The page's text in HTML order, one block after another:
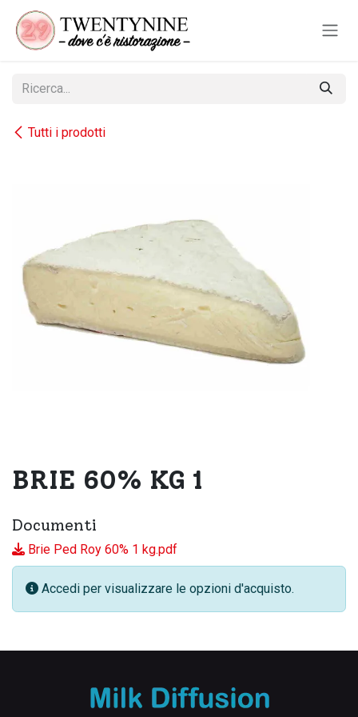
Passa al contenuto
Tutti i prodotti
BRIE 60% KG 1
Documenti
Brie Ped Roy 60% 1 kg.pdf
Accedi per visualizzare le opzioni d'acquisto.